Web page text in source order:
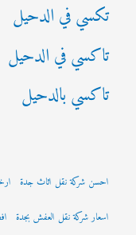
تكسي في الدحيل
تاكسي في الدحيل
تاكسي بالدحيل
احسن شركة نقل اثاث جدة
اسعار شركة نقل العفش بجدة